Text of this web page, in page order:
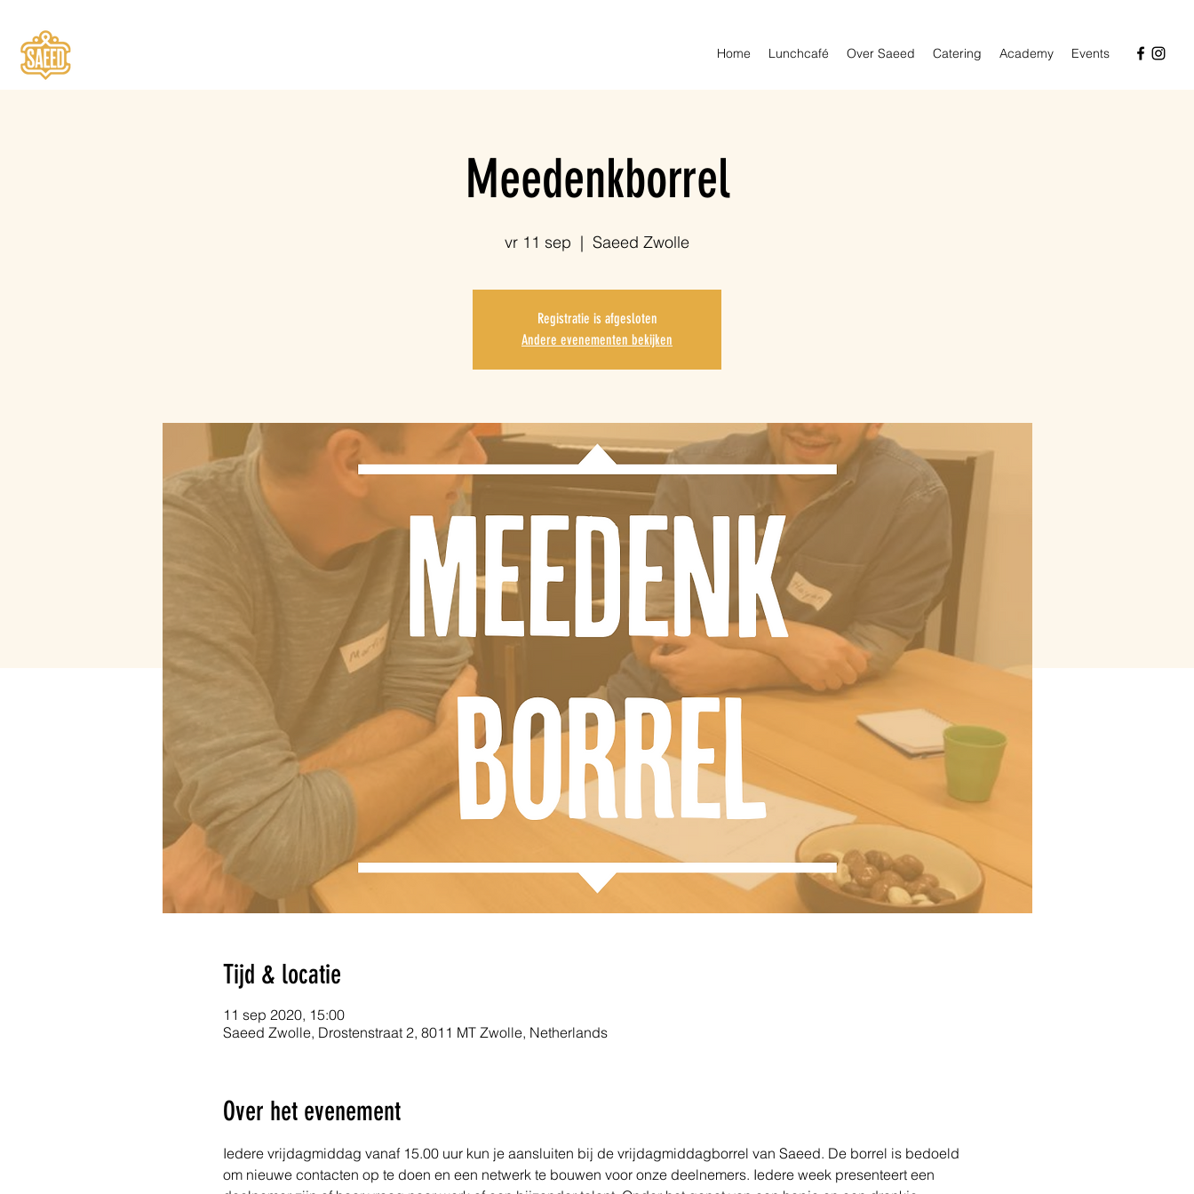
Home Lunchcafé Over Saeed Catering Academy Events
Meedenkborrel
vr 11 sep
  |
Saeed Zwolle
Registratie is afgesloten
Andere evenementen bekijken
Tijd & locatie
11 sep 2020, 15:00
Saeed Zwolle, Drostenstraat 2, 8011 MT Zwolle, Netherlands
Over het evenement
Iedere vrijdagmiddag vanaf 15.00 uur kun je aansluiten bij de vrijdagmiddagborrel van Saeed. De borrel is bedoeld
om nieuwe contacten op te doen en een netwerk te bouwen voor onze deelnemers. Iedere week presenteert een